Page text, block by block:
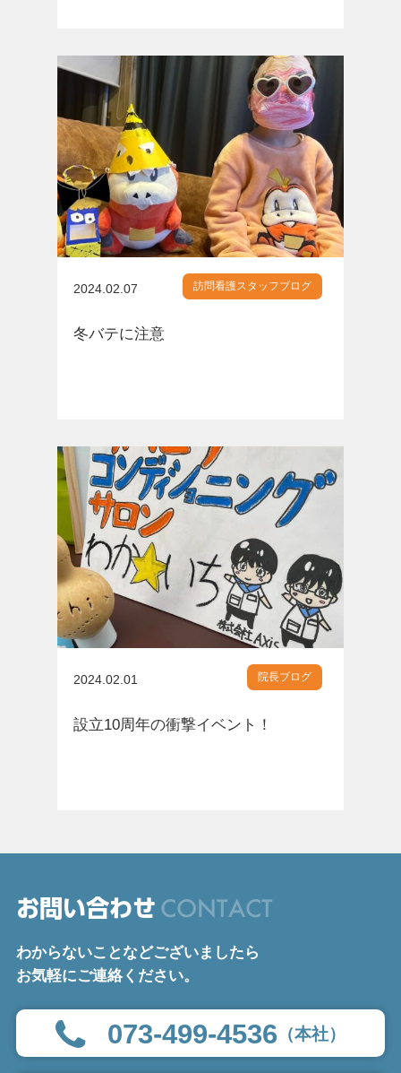
2024.02.07 訪問看護スタッフブログ
冬バテに注意
2024.02.01 院長ブログ
設立10周年の衝撃イベント！
お問い合わせ CONTACT
わからないことなどございましたら
お気軽にご連絡ください。
073-499-4536 （本社）